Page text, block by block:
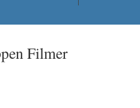
Filmer